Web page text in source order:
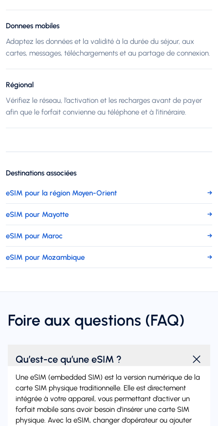
Donnees mobiles
Adaptez les données et la validité à la durée du séjour, aux
cartes, messages, téléchargements et au partage de connexion.
Régional
Vérifiez le réseau, l’activation et les recharges avant de payer
afin que le forfait convienne au téléphone et à l’itinéraire.
Destinations associées
eSIM pour la région Moyen-Orient →
eSIM pour Mayotte →
eSIM pour Maroc →
eSIM pour Mozambique →
Foire aux questions (FAQ)
Qu’est-ce qu’une eSIM ?
Une eSIM (embedded SIM) est la version numérique de la
carte SIM physique traditionnelle. Elle est directement
intégrée à votre appareil, vous permettant d’activer un
forfait mobile sans avoir besoin d’insérer une carte SIM
physique. Avec la eSIM, changer d’opérateur ou ajouter